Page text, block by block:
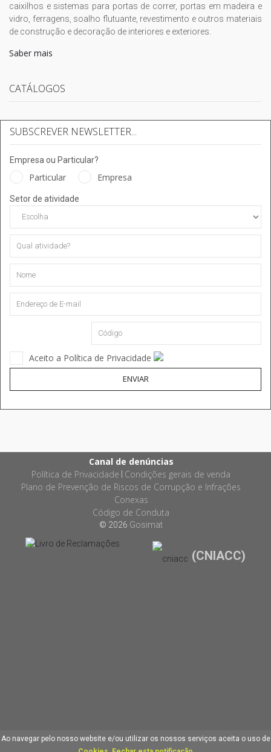
caixilhos e sistemas para portas de correr, portas em madeira e
vidro, ferragens, soalho flutuante, revestimento e outros materiais
de construção e decoração de interiores e exteriores.
Saber mais
CATÁLOGOS
SUBSCREVER NEWSLETTER...
Empresa ou Particular?
Particular Empresa
Setor de atividade
Aceito a Política de Privacidade
ENVIAR
Canal de denúncias
Política de Privacidade Condições gerais de venda
Plano de Prevenção de Riscos de Corrupção e Infrações
Conexas
Código de Conduta
© 2026 Gosimat
(CNIACC)
Ao navegar pelo nosso website e/ou utilizar os nossos serviços aceita o uso de